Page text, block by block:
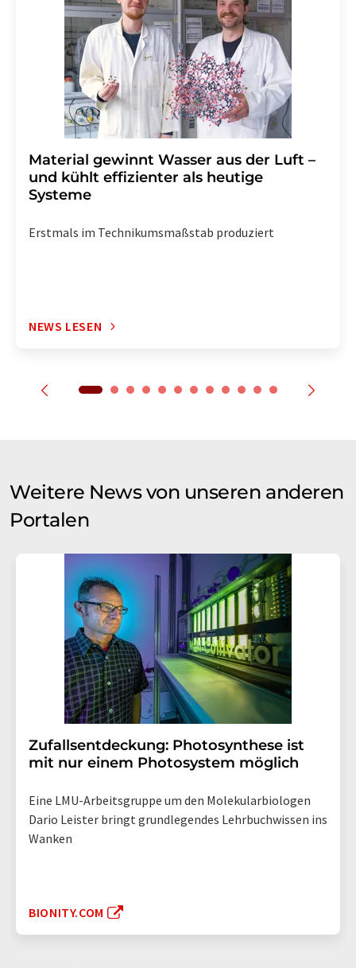
widerrufen. Zudem ist in jeder E-Mail ein Link zur
Abbestellung des entsprechenden Newsletters
enthalten.
Material gewinnt Wasser aus der Luft –
und kühlt effizienter als heutige
Systeme
Erstmals im Technikumsmaßstab produziert
NEWS LESEN
Weitere News von unseren anderen
Portalen
Zufallsentdeckung: Photosynthese ist
mit nur einem Photosystem möglich
Eine LMU-Arbeitsgruppe um den Molekularbiologen
Dario Leister bringt grundlegendes Lehrbuchwissen ins
Wanken
BIONITY.COM